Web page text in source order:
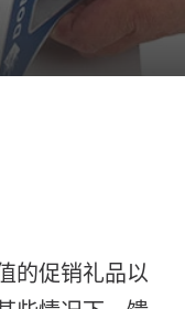
促销礼品以